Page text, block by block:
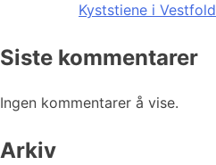
Kyststiene i Vestfold
Siste kommentarer
Ingen kommentarer å vise.
Arkiv